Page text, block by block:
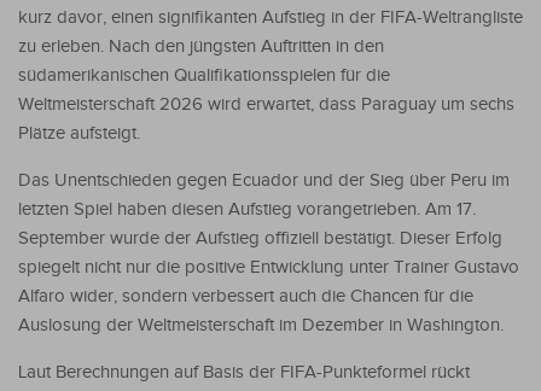
kurz davor, einen signifikanten Aufstieg in der FIFA-Weltrangliste
zu erleben. Nach den jüngsten Auftritten in den
südamerikanischen Qualifikationsspielen für die
Weltmeisterschaft 2026 wird erwartet, dass Paraguay um sechs
Plätze aufsteigt.
Das Unentschieden gegen Ecuador und der Sieg über Peru im
letzten Spiel haben diesen Aufstieg vorangetrieben. Am 17.
September wurde der Aufstieg offiziell bestätigt. Dieser Erfolg
spiegelt nicht nur die positive Entwicklung unter Trainer Gustavo
Alfaro wider, sondern verbessert auch die Chancen für die
Auslosung der Weltmeisterschaft im Dezember in Washington.
Laut Berechnungen auf Basis der FIFA-Punkteformel rückt